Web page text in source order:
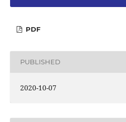
PDF
PUBLISHED
2020-10-07